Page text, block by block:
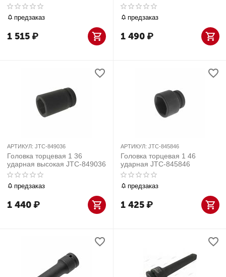
предзаказ
1 515₽
предзаказ
1 490₽
АРТИКУЛ: JTC-849036
Головка торцевая 1 36
ударная высокая JTC-849036
предзаказ
1 440₽
АРТИКУЛ: JTC-845846
Головка торцевая 1 46
ударная JTC-845846
предзаказ
1 425₽